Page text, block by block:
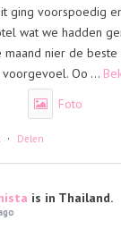
ging voorspoedig
wat we hadden
maand nier de beste
Oo ...
Foto
· Delen
is in Thailand.